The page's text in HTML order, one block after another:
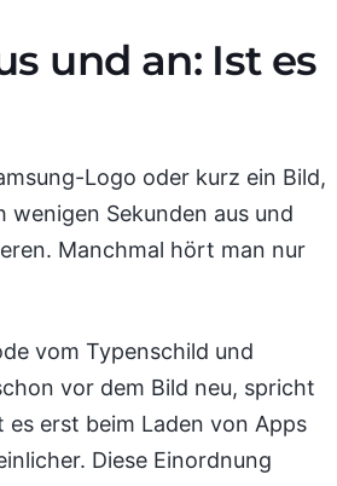
und an: Ist es
Logo oder kurz ein Bild,
Sekunden aus und
Manchmal hört man nur
vom Typenschild und
vor dem Bild neu, spricht
erst beim Laden von Apps
Diese Einordnung